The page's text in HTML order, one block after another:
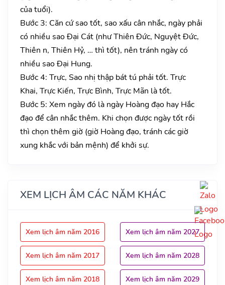
của tuổi).
Bước 3: Căn cứ sao tốt, sao xấu cân nhắc, ngày phải
có nhiều sao Đại Cát (như Thiên Đức, Nguyệt Đức,
Thiên n, Thiên Hỷ, … thì tốt), nên tránh ngày có
nhiều sao Đại Hung.
Bước 4: Trực, Sao nhị thập bát tú phải tốt. Trực
Khai, Trực Kiến, Trực Bình, Trực Mãn là tốt.
Bước 5: Xem ngày đó là ngày Hoàng đạo hay Hắc
đạo để cân nhắc thêm. Khi chọn được ngày tốt rồi
thì chọn thêm giờ (giờ Hoàng đạo, tránh các giờ
xung khắc với bản mệnh) để khởi sự.
XEM LỊCH ÂM CÁC NĂM KHÁC
Xem lịch âm năm 2016
Xem lịch âm năm 2017
Xem lịch âm năm 2018
Xem lịch âm năm 2027
Xem lịch âm năm 2028
Xem lịch âm năm 2029